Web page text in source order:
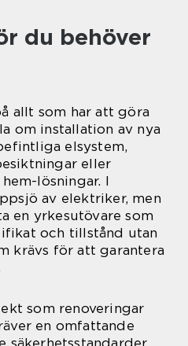
du behöver
allt som har att göra
om installation av nya
elsystem,
eller
lösningar. I
av elektriker, men
en yrkesutövare som
och tillstånd utan
krävs för att garantera
som renoveringar
en omfattande
säkerhetsstandarder